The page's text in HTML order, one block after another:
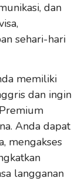
dan
sehari-hari
memiliki
dan ingin
Anda dapat
mengakses
langganan